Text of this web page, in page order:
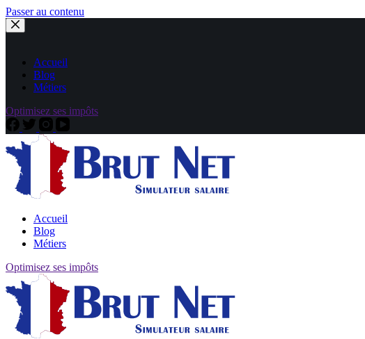
Passer au contenu
Accueil
Blog
Métiers
Optimisez ses impôts
Accueil
Blog
Métiers
Optimisez ses impôts